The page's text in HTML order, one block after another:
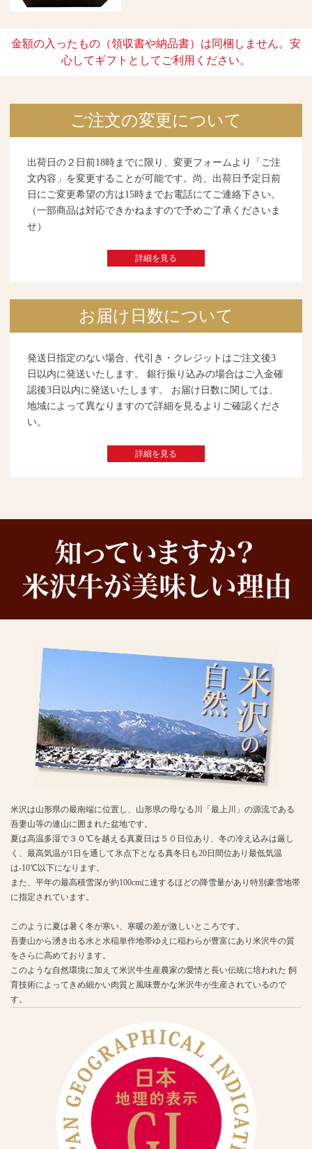
金額の入ったもの（領収書や納品書）は同梱しません。安
心してギフトとしてご利用ください。
ご注文の変更について
出荷日の２日前18時までに限り、変更フォームより「ご注
文内容」を変更することが可能です。尚、出荷日予定日前
日にご変更希望の方は15時までお電話にてご連絡下さい。
（一部商品は対応できかねますので予めご了承くださいま
せ）
詳細を見る
お届け日数について
発送日指定のない場合、代引き・クレジットはご注文後3
日以内に発送いたします。 銀行振り込みの場合はご入金確
認後3日以内に発送いたします。 お届け日数に関しては、
地域によって異なりますので詳細を見るよりご確認くださ
い。
詳細を見る
米沢は山形県の最南端に位置し、山形県の母なる川「最上川」の源流である
吾妻山等の連山に囲まれた盆地です。
夏は高温多湿で３０℃を越える真夏日は５０日位あり、冬の冷え込みは厳し
く、最高気温が1日を通して氷点下となる真冬日も20日間位あり最低気温
は-10℃以下になります。
また、平年の最高積雪深が約100cmに達するほどの降雪量があり特別豪雪地帯
に指定されています。
このように夏は暑く冬が寒い、寒暖の差が激しいところです。
吾妻山から湧き出る水と水稲単作地帯ゆえに稲わらが豊富にあり米沢牛の質
をさらに高めております。
このような自然環境に加えて米沢牛生産農家の愛情と長い伝統に培われた 飼
育技術によってきめ細かい肉質と風味豊かな米沢牛が生産されているので
す。